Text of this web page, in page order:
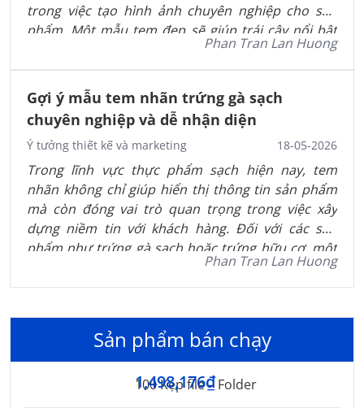
trong việc tạo hình ảnh chuyên nghiệp cho sản
phẩm. Một mẫu tem đẹp sẽ giúp trái cây nổi bật
hơn khi trưng bày, đồng thời tăng độ tin cậy và khả
năng nhận diện thương hiệu với khách hàng.
Phan Tran Lan Huong
Gợi ý mẫu tem nhãn trứng gà sạch
chuyên nghiệp và dễ nhận diện
Ý tưởng thiết kế và marketing 18-05-2026
Trong lĩnh vực thực phẩm sạch hiện nay, tem
nhãn không chỉ giúp hiển thị thông tin sản phẩm
mà còn đóng vai trò quan trọng trong việc xây
dựng niềm tin với khách hàng. Đối với các sản
phẩm như trứng gà sạch hoặc trứng hữu cơ, một
mẫu tem được thiết kế chuyên nghiệp sẽ giúp sản
phẩm nổi bật hơn khi trưng bày tại siêu thị, cửa
Phan Tran Lan Huong
Sản phẩm bán chạy
100 Kẹp file – Folder
1,498,176₫